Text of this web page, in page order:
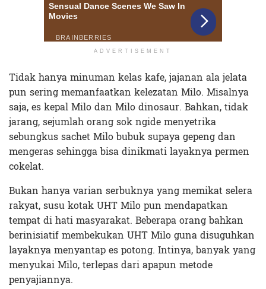
ADVERTISEMENT
Tidak hanya minuman kelas kafe, jajanan ala jelata
pun sering memanfaatkan kelezatan Milo. Misalnya
saja, es kepal Milo dan Milo dinosaur. Bahkan, tidak
jarang, sejumlah orang sok ngide menyetrika
sebungkus sachet Milo bubuk supaya gepeng dan
mengeras sehingga bisa dinikmati layaknya permen
cokelat.
Bukan hanya varian serbuknya yang memikat selera
rakyat, susu kotak UHT Milo pun mendapatkan
tempat di hati masyarakat. Beberapa orang bahkan
berinisiatif membekukan UHT Milo guna disuguhkan
layaknya menyantap es potong. Intinya, banyak yang
menyukai Milo, terlepas dari apapun metode
penyajiannya.